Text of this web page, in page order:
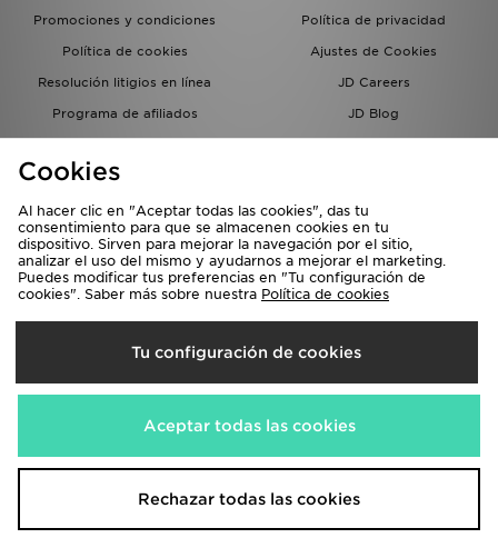
Promociones y condiciones
Política de privacidad
Política de cookies
Ajustes de Cookies
Resolución litigios en línea
JD Careers
Programa de afiliados
JD Blog
del grupo JD - Whistleblowing
Selecciona País
España
Aceptamos las siguientes formas de pago
Visita nuestra página corporativa enwww.jdplc.com
Cookies
Al hacer clic en "Aceptar todas las cookies", das tu
consentimiento para que se almacenen cookies en tu
dispositivo. Sirven para mejorar la navegación por el sitio,
analizar el uso del mismo y ayudarnos a mejorar el marketing.
Puedes modificar tus preferencias en "Tu configuración de
cookies". Saber más sobre nuestra Política de cookies
Tu configuración de cookies
Aceptar todas las cookies
Rechazar todas las cookies